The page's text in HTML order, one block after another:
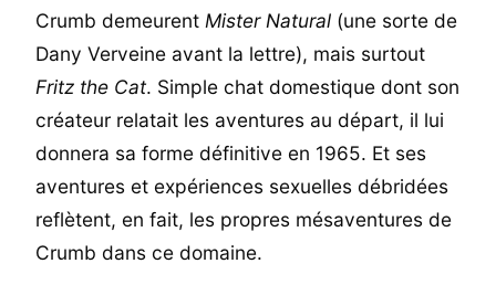
Crumb demeurent Mister Natural (une sorte de
Dany Verveine avant la lettre), mais surtout
Fritz the Cat. Simple chat domestique dont son
créateur relatait les aventures au départ, il lui
donnera sa forme définitive en 1965. Et ses
aventures et expériences sexuelles débridées
reflètent, en fait, les propres mésaventures de
Crumb dans ce domaine.